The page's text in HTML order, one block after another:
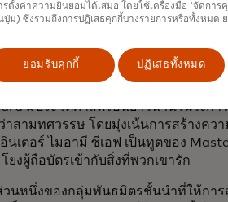
และเป็นพันธมิตรอย่างเป็นทางการขอ
มือนี้เป็นการผนึกกำลังของสองแบรน
นร่วมกันในด้านนวัตกรรม การเชื่อมต่
ามร่วมมือครั้งนี้เปิดตัวในช่วงเวลาที่ส
มีประวัติศาสตร์อันยาวนานในวงก
าสามทศวรรษ โดยมุ่งเน้นการสร้างค
นเตอร์ ไมอามี ซีเอฟ เป็นทูตของ
ยงผู้ถือบัตรเข้ากับสิ่งที่พวกเขารัก
วนหนึ่งของกลุ่มพันธมิตรชั้นนำที่ให้กา
รตั้งค่าความยินยอมได้เสมอ โดยใช้เครื่องมือ 'จัดกา
ปุ่ม) ซึ่งรวมถึงการปฏิเสธคุกกี้บางรายการหรือทั้งหมด
ยอมรับคุกกี้ ปฏิเสธทั้งหมด